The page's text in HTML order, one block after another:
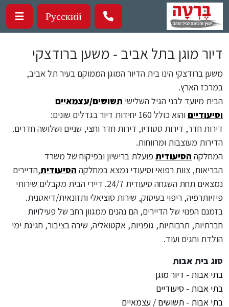
דילוג לתוכן העיקרי
Русский
דיור מוגן בתל אביב - משען ברודצקי
משען ברודצקי הינו בית הדיור המוגן הממוקם בעיר תל אביב,
במרכז הארץ.
הבית מיועד לבני הגיל השלישי תשושים/עצמאיים
וסיעודייםוהוא כולל 160 יחידות דיור בגדלים שונים:
דירות חדר, דירות סטודיו, דירות חדר וחצי, שניים ושלושה חדרים.
הדירות מעוצבות ומרווחות.
המחלקה הסיעודית פועלת ברישיון ובפיקוח של משרד
הבריאות, צוות רפואי וסיעודי נמצא במחלקה הסיעודית,הדיירים
נמצאים תחת השגחה סיעודית 24/7. דיירי הבית מקבלים שירותי
פיזיותרפיה, ריפוי בעיסוק, שירות סוציאלי ותזונאית/דיאטנית.
בזמנם הפנוי של הדיירים, הם נהנים ממגוון רחב של פעילויות
חברתיות, תרבותיות, גופניות, אקטואליה, שירה בציבור, חגיגת ימי
הולדת וחגים ועוד.
סוג בית אבות
בתי אבות - דיור מוגן
בתי אבות - סיעודיים
בתי אבות - תשושים / עצמאיים